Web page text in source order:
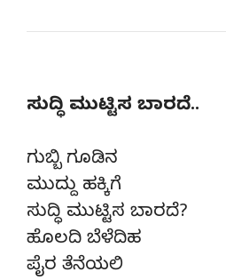
ಸುದ್ಧಿ ಮುಟ್ಟಿಸ ಬಾರದೆ..
ಗುಬ್ಬಿ ಗೂಡಿನ
ಮುದ್ದು ಹಕ್ಕಿಗೆ
ಸುದ್ಧಿ ಮುಟ್ಟಿಸ ಬಾರದೆ?
ಹೊಲದಿ ಬೆಳೆದಿಹ
ಪೈರ ತೆನೆಯಲಿ